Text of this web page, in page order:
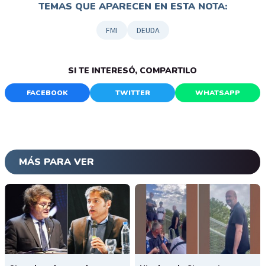
TEMAS QUE APARECEN EN ESTA NOTA:
FMI DEUDA
SI TE INTERESÓ, COMPARTILO
FACEBOOK TWITTER WHATSAPP
MÁS PARA VER